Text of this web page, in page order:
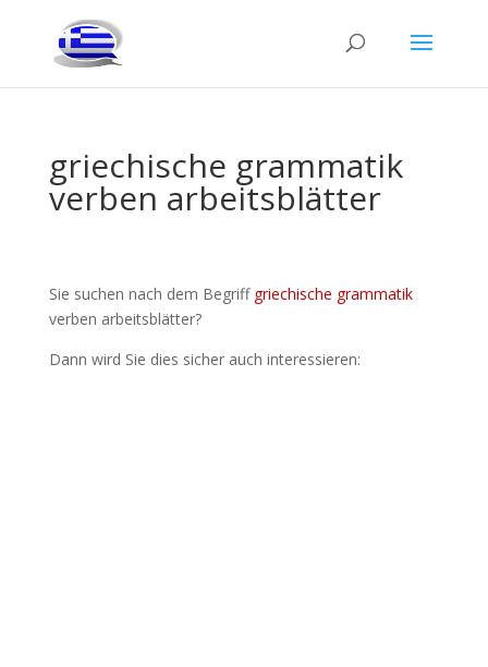
griechische grammatik
verben arbeitsblätter
Sie suchen nach dem Begriff griechische grammatik
verben arbeitsblätter?
Dann wird Sie dies sicher auch interessieren: